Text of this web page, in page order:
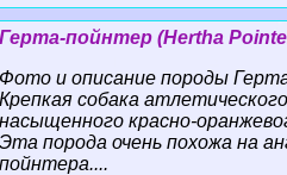
Герта-пойнтер (Hertha
Фото и описание породы
Крепкая собака
насыщенного красно-
Эта порода очень похожа на
пойнтера....